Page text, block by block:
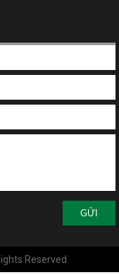
GỬI
Reserved.